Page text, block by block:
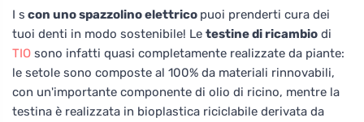
I s con uno spazzolino elettrico puoi prenderti cura dei
tuoi denti in modo sostenibile! Le testine di ricambio di
TIO sono infatti quasi completamente realizzate da piante:
le setole sono composte al 100% da materiali rinnovabili,
con un'importante componente di olio di ricino, mentre la
testina è realizzata in bioplastica riciclabile derivata da